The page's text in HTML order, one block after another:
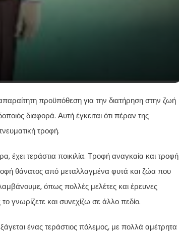
προϋπόθεση για την διατήρηση στην ζωή
διαφορά. Αυτή έγκειται ότι πέραν της
τροφή.
έχει τεράστια ποικιλία. Τροφή αναγκαία και τροφή
θάνατος από μεταλλαγμένα φυτά και ζώα που
όπως πολλές μελέτες και έρευνες
γνωρίζετε και συνεχίζω σε άλλο πεδίο.
ένας τεράστιος πόλεμος, με πολλά αμέτρητα